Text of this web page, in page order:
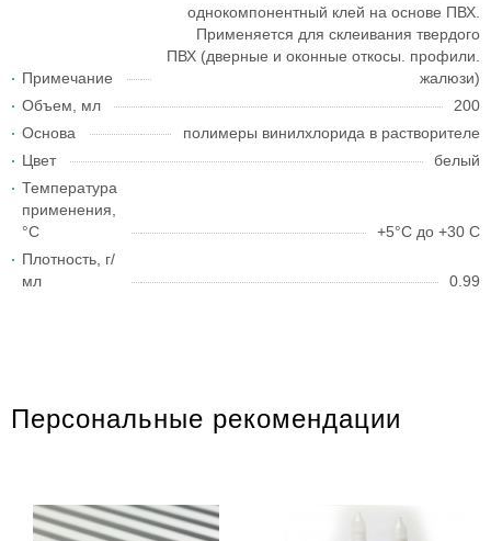
Примечание
однокомпонентный клей на основе ПВХ.
Применяется для склеивания твердого
ПВХ (дверные и оконные откосы. профили.
жалюзи)
Объем, мл
200
Основа
полимеры винилхлорида в растворителе
Цвет
белый
Температура
применения,
°С
+5°C до +30 C
Плотность, г/
мл
0.99
Персональные рекомендации